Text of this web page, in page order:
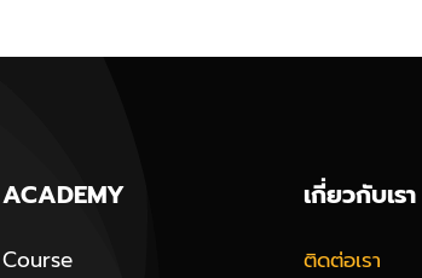
ACADEMY
Course
เกี่ยวกับเรา
ติดต่อเรา